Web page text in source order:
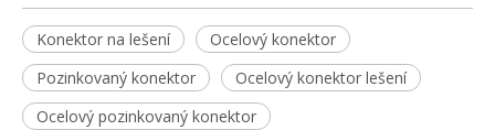
Konektor na lešení
Ocelový konektor
Pozinkovaný konektor
Ocelový konektor lešení
Ocelový pozinkovaný konektor